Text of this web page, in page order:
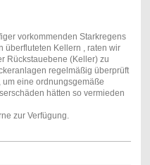
vorkommenden Starkregens
überfluteten Kellern , raten wir
Rückstauebene (Keller) zu
regelmäßig überprüft
eine ordnungsgemäße
hätten so vermieden
zur Verfügung.